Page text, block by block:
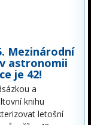
Mezinárodní
astronomii
je 42!
a
knihu
letošní